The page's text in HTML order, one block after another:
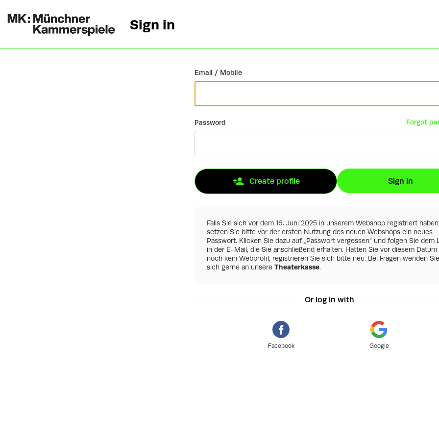
Go back
Sign in
Email / Mobile
Password Forgot
Create profile Sign in
Falls Sie sich vor dem 16. Juni 2025 in unserem Webshop registriert haben,
setzen Sie bitte vor der ersten Nutzung des neuen Webshops ein neues
Passwort. Klicken Sie dazu auf „Passwort vergessen“ und folgen Sie dem
in der E-Mail, die Sie anschließend erhalten. Hatten Sie vor diesem Datum
noch kein Webprofil, registrieren Sie sich bitte neu. Bei Fragen wenden Sie
sich gerne an unsere Theaterkasse.
Or log in with
Facebook Google